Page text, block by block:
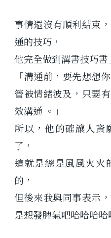
事情還沒有順利結束
通的技巧，
他完全做到溝書技巧書
「溝通前，要先想想
管被情緒波及，只要
效溝通 。」
所以，他的確讓人資
了，
這就是總是風風火火
的，
但後來我與同事表示
是想發脾氣吧哈哈哈哈